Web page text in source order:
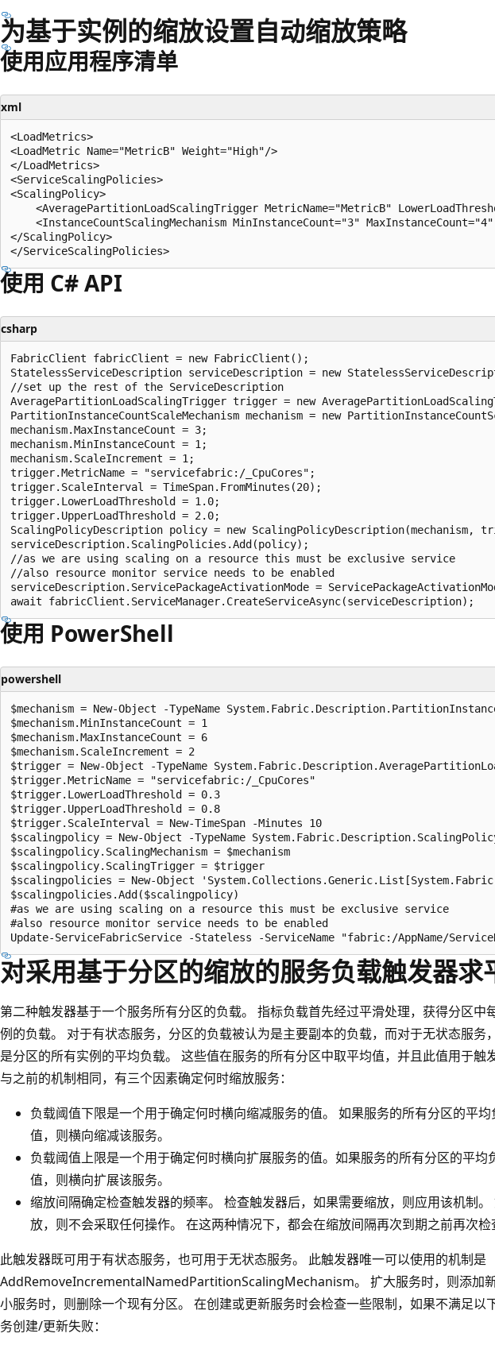
为基于实例的缩放设置自动缩放策略
使用应用程序清单
xml
<LoadMetrics>
<LoadMetric Name="MetricB" Weight="High"/>
</LoadMetrics>
<ServiceScalingPolicies>
<ScalingPolicy>
<AveragePartitionLoadScalingTrigger MetricName="MetricB"
<InstanceCountScalingMechanism MinInstanceCount="3" MaxInstanceCount="4"
</ScalingPolicy>
使用 C# API
csharp
FabricClient fabricClient = new FabricClient();
StatelessServiceDescription serviceDescription = new
//set up the rest of the ServiceDescription
AveragePartitionLoadScalingTrigger trigger = new
PartitionInstanceCountScaleMechanism mechanism = new
mechanism.MaxInstanceCount = 3;
mechanism.MinInstanceCount = 1;
mechanism.ScaleIncrement = 1;
trigger.MetricName = "servicefabric:/_CpuCores";
trigger.ScaleInterval = TimeSpan.FromMinutes(20);
trigger.LowerLoadThreshold = 1.0;
trigger.UpperLoadThreshold = 2.0;
ScalingPolicyDescription policy = new ScalingPolicyDescription(mechanism,
serviceDescription.ScalingPolicies.Add(policy);
//as we are using scaling on a resource this must be exclusive service
//also resource monitor service needs to be enabled
serviceDescription.ServicePackageActivationMode =
使用 PowerShell
powershell
$mechanism = New-Object -TypeName
$mechanism.MinInstanceCount = 1
$mechanism.MaxInstanceCount = 6
$mechanism.ScaleIncrement = 2
$trigger = New-Object -TypeName
$trigger.MetricName = "servicefabric:/_CpuCores"
$trigger.LowerLoadThreshold = 0.3
$trigger.UpperLoadThreshold = 0.8
$trigger.ScaleInterval = New-TimeSpan -Minutes 10
$scalingpolicy = New-Object -TypeName
$scalingpolicy.ScalingMechanism = $mechanism
$scalingpolicy.ScalingTrigger = $trigger
$scalingpolicies = New-Object
$scalingpolicies.Add($scalingpolicy)
#as we are using scaling on a resource this must be exclusive service
#also resource monitor service needs to be enabled
对采用基于分区的缩放的服务负载触发器求
第二种触发器基于一个服务所有分区的负载。 指标负载首先经过平滑处理，获得分区中
例的负载。 对于有状态服务，分区的负载被认为是主要副本的负载，而对于无状态服务
是分区的所有实例的平均负载。 这些值在服务的所有分区中取平均值，并且此值用于触
与之前的机制相同，有三个因素确定何时缩放服务：
负载阈值下限是一个用于确定何时横向缩减服务的值。 如果服务的所有分区的平
值，则横向缩减该服务。
负载阈值上限是一个用于确定何时横向扩展服务的值。如果服务的所有分区的平均
值，则横向扩展该服务。
缩放间隔确定检查触发器的频率。 检查触发器后，如果需要缩放，则应用该机制
放，则不会采取任何操作。 在这两种情况下，都会在缩放间隔再次到期之前再次检
此触发器既可用于有状态服务，也可用于无状态服务。 此触发器唯一可以使用的机制是
AddRemoveIncrementalNamedPartitionScalingMechanism。 扩大服务时，则添加
小服务时，则删除一个现有分区。 在创建或更新服务时会检查一些限制，如果不满足以
务创建/更新失败：